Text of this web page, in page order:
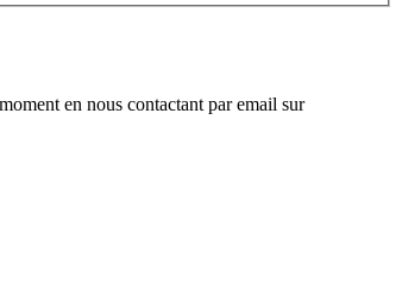
en nous contactant par email sur